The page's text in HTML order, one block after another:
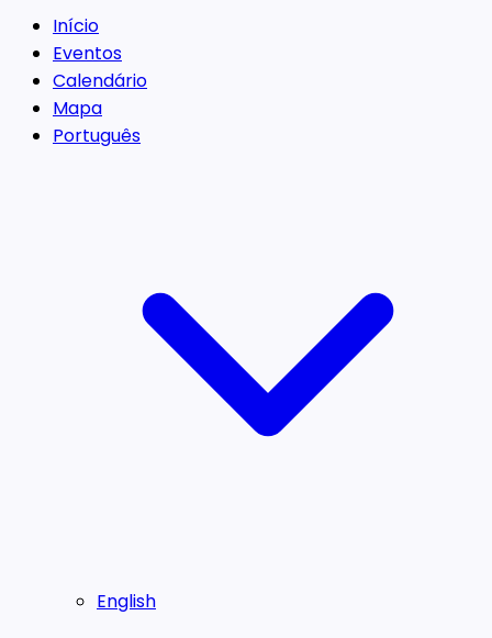
Início
Eventos
Calendário
Mapa
Português
English